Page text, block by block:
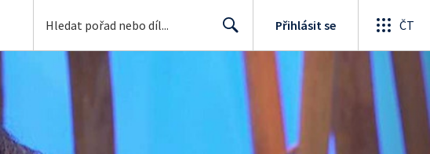
Přihlásit se ČT